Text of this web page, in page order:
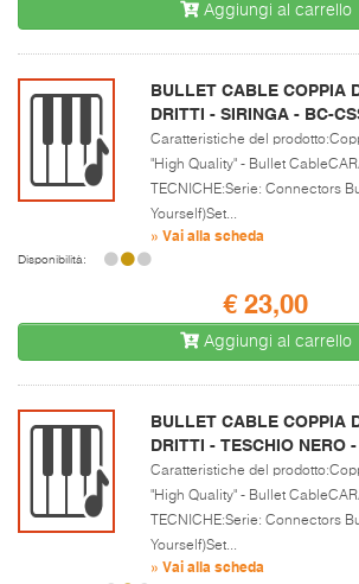
Aggiungi al carrello
BULLET CABLE COPPIA
DRITTI - SIRINGA - BC-
Caratteristiche del
"High Quality" - Bullet
TECNICHE:Serie: Connectors
Yourself)Set...
» Vai alla scheda
Disponibilità:
€ 23,00
Aggiungi al carrello
BULLET CABLE COPPIA
DRITTI - TESCHIO NERO
Caratteristiche del
"High Quality" - Bullet
TECNICHE:Serie: Connectors
Yourself)Set...
» Vai alla scheda